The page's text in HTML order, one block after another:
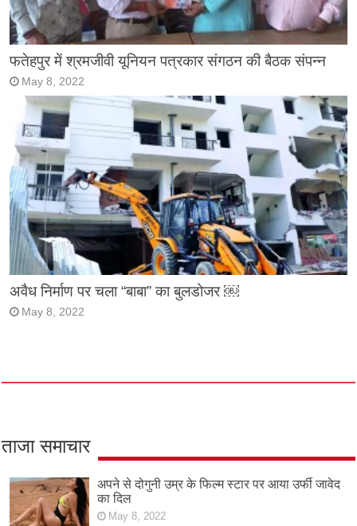
फतेहपुर में श्रमजीवी यूनियन पत्रकार संगठन की बैठक संपन्न
May 8, 2022
अवैध निर्माण पर चला “बाबा” का बुलडोजर ￼
May 8, 2022
ताजा समाचार
अपने से दोगुनी उम्र के फिल्म स्टार पर आया उर्फी जावेद
का दिल
May 8, 2022